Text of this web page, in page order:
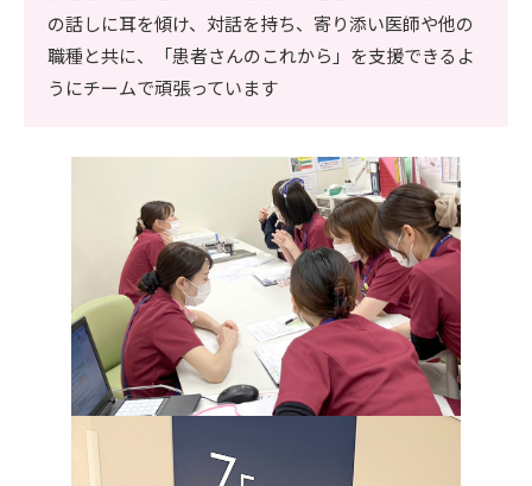
の話しに耳を傾け、対話を持ち、寄り添い医師や他の
職種と共に、「患者さんのこれから」を支援できるよ
うにチームで頑張っています